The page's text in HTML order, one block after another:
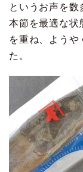
というお声を数
本節を最適な状
を重ね、ようや
た。